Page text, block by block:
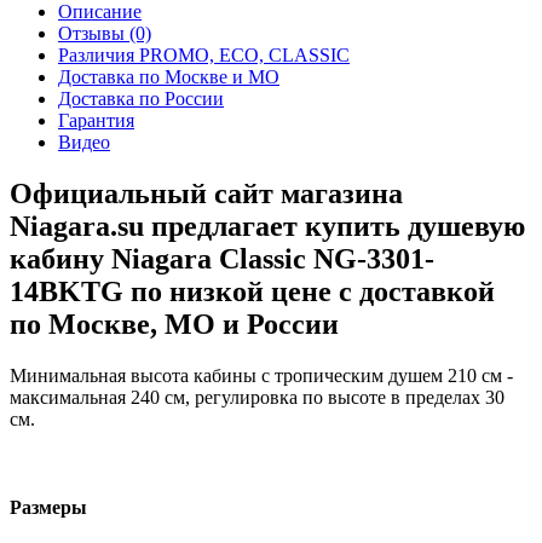
Описание
Отзывы (0)
Различия PROMO, ECO, CLASSIC
Доставка по Москве и МО
Доставка по России
Гарантия
Видео
Официальный сайт магазина
Niagara.su предлагает купить душевую
кабину Niagara Classic NG-3301-
14BKTG по низкой цене с доставкой
по Москве, МО и России
Минимальная высота кабины с тропическим душем 210 см -
максимальная 240 см, регулировка по высоте в пределах 30
см.
Размеры